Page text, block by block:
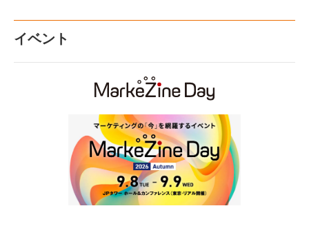
イベント